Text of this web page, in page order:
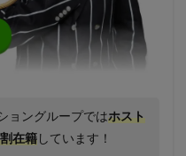
ョングループではホスト
在籍しています！